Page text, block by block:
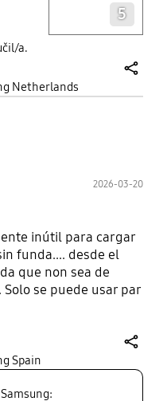
het
5
a.
Netherlands
2026-03-20
inútil para cargar
funda.... desde el
que non sea de
se puede usar par
Spain